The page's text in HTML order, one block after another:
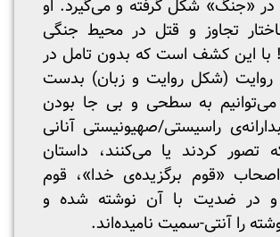
در «جنگ» شکل گرفته و می‌گیرد. او
تجاوز و قتل در محیط جنگی
با این کشف است که بدون تامل در
روایت (شکل روایت و زبان) بدست
می‌توانیم به سطحی و بی جا بودن
راسیستی/صهیونیستی آنانی
تصور کردند یا می‌کنند، داستان
«قوم برگزیده‌ی خدا»، قوم
در ضدیت با آن نوشته شده و
را آنتی-سمیت نامیده‌اند.